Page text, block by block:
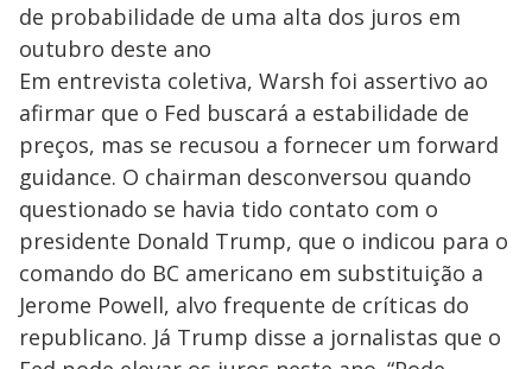
de probabilidade de uma alta dos juros em
outubro deste ano
Em entrevista coletiva, Warsh foi assertivo ao
afirmar que o Fed buscará a estabilidade de
preços, mas se recusou a fornecer um forward
guidance. O chairman desconversou quando
questionado se havia tido contato com o
presidente Donald Trump, que o indicou para o
comando do BC americano em substituição a
Jerome Powell, alvo frequente de críticas do
republicano. Já Trump disse a jornalistas que o